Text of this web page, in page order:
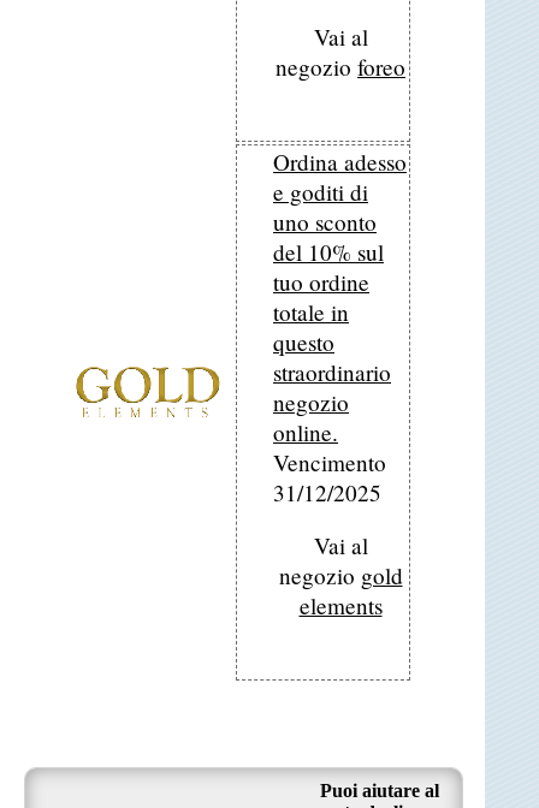
Vai al
negozio foreo
Ordina adesso
e goditi di
uno sconto
del 10% sul
tuo ordine
totale in
questo
straordinario
negozio
online.
Vencimento
31/12/2025
Vai al
negozio gold
elements
Puoi aiutare al